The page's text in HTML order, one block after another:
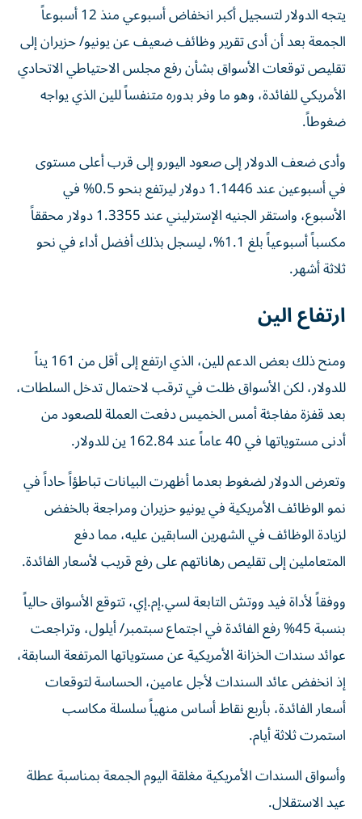
يتجه الدولار لتسجيل أكبر انخفاض أسبوعي منذ 12 أسبوعاً
الجمعة بعد أن أدى تقرير وظائف ‌ضعيف عن يونيو/ حزيران إلى
تقليص توقعات الأسواق بشأن رفع مجلس الاحتياطي الاتحادي
الأمريكي ​للفائدة، وهو ما وفر بدوره متنفساً للين الذي يواجه
ضغوطاً.
وأدى ضعف الدولار ‌إلى صعود اليورو إلى قرب ‌أعلى مستوى
في أسبوعين عند 1.1446 دولار ليرتفع بنحو 0.5% في
الأسبوع، واستقر الجنيه الإسترليني عند 1.3355 دولار محققاً
مكسباً أسبوعياً بلغ 1.1%، ليسجل بذلك أفضل أداء ‌في نحو
ثلاثة أشهر.
ارتفاع الين
ومنح ذلك بعض الدعم للين، الذي ارتفع إلى أقل من 161 يناً
للدولار، لكن الأسواق ظلت في ترقب لاحتمال تدخل السلطات،
بعد قفزة مفاجئة أمس الخميس دفعت العملة للصعود من
أدنى مستوياتها في 40 عاماً عند 162.84 ين للدولار.
وتعرض الدولار لضغوط بعدما أظهرت البيانات تباطؤاً حاداً في
نمو الوظائف الأمريكية في يونيو حزيران ومراجعة بالخفض
لزيادة الوظائف في الشهرين السابقين عليه، مما دفع
المتعاملين إلى تقليص رهاناتهم على ​رفع قريب لأسعار الفائدة.
ووفقاً لأداة فيد ووتش التابعة لسي.إم.إي، تتوقع الأسواق ‌حالياً
بنسبة 45% رفع الفائدة في اجتماع سبتمبر/ أيلول، وتراجعت
عوائد سندات الخزانة الأمريكية عن مستوياتها المرتفعة السابقة،
إذ انخفض عائد السندات لأجل عامين، الحساسة لتوقعات
أسعار الفائدة، بأربع نقاط أساس منهياً سلسلة مكاسب
استمرت ثلاثة أيام.
وأسواق السندات الأمريكية مغلقة اليوم الجمعة بمناسبة عطلة
عيد الاستقلال.